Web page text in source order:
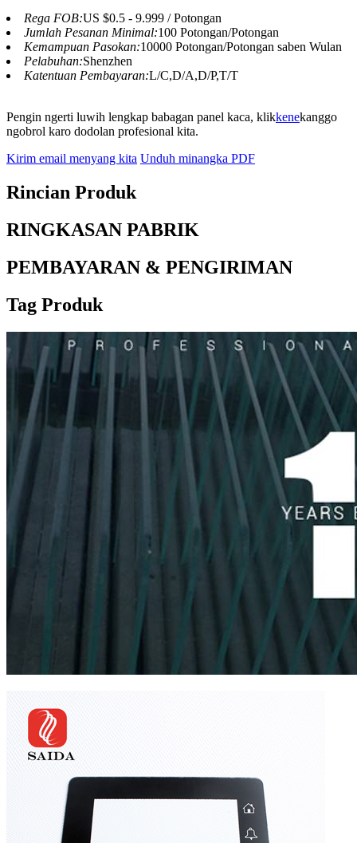
Rega FOB:US $0.5 - 9.999 / Potongan
Jumlah Pesanan Minimal:100 Potongan/Potongan
Kemampuan Pasokan:10000 Potongan/Potongan saben Wulan
Pelabuhan:Shenzhen
Katentuan Pembayaran:L/C,D/A,D/P,T/T
Pengin ngerti luwih lengkap babagan panel kaca, klikkenekanggo
ngobrol karo dodolan profesional kita.
Kirim email menyang kita Unduh minangka PDF
Rincian Produk
RINGKASAN PABRIK
PEMBAYARAN & PENGIRIMAN
Tag Produk